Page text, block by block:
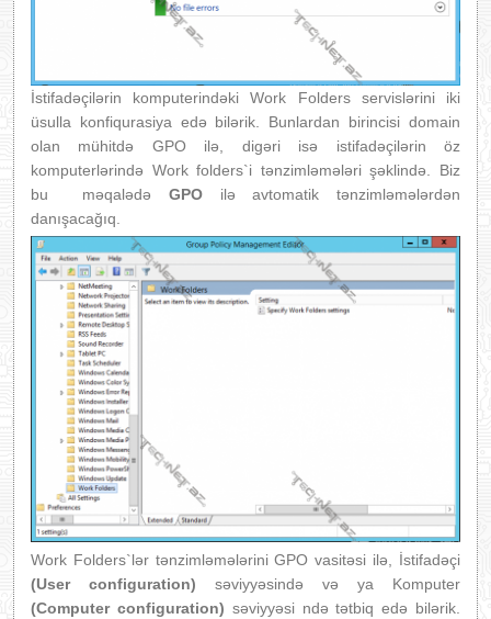
İstifadəçilərin komputerindəki Work Folders servislərini iki
üsulla konfiqurasiya edə bilərik. Bunlardan birincisi domain
olan mühitdə GPO ilə, digəri isə istifadəçilərin öz
komputerlərində Work folders`i tənzimləmələri şəklində. Biz
bu məqalədə GPO ilə avtomatik tənzimləmələrdən
danışacağıq.
Work Folders`lər tənzimləmələrini GPO vasitəsi ilə, İstifadəçi
(User configuration) səviyyəsində və ya Komputer
(Computer configuration) səviyyəsi ndə tətbiq edə bilərik.